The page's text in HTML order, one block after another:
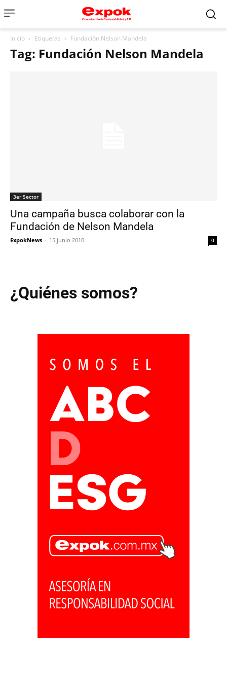
Inicio Etiquetas Fundación Nelson Mandela
Tag: Fundación Nelson Mandela
3er Sector
Una campaña busca colaborar con la
Fundación de Nelson Mandela
ExpokNews - 15 junio 2010 0
¿Quiénes somos?